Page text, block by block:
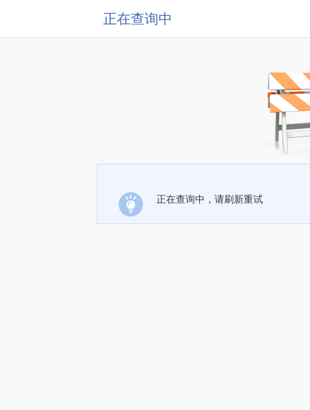
正在查询中
正在查询中，请刷新重试